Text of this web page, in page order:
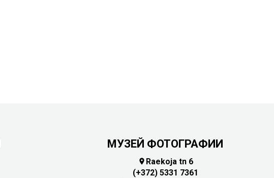
МУЗЕЙ ФОТОГРАФИИ
 Raekoja tn 6
(+372) 5331 7361